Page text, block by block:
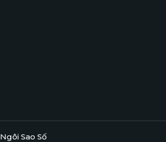
Ngôi Sao Số